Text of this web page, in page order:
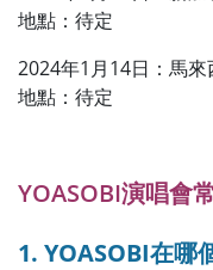
地點：待定
2024年1月14日：馬
地點：待定
YOASOBI演唱會
1. YOASOBI在哪